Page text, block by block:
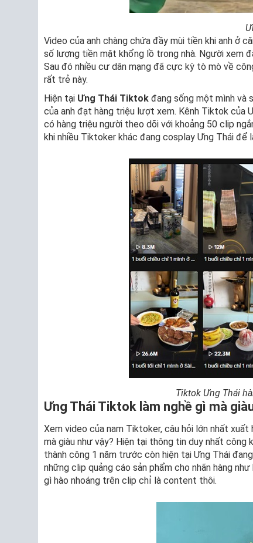
Video của anh chàng chứa đầy mùi tiền khi anh ở
số lượng tiền mặt khổng lồ trong nhà. Người xem
Sau đó nhiều cư dân mạng đã cực kỳ tò mò về
rất trẻ này.
Hiện tại Ưng Thái Tiktok đang sống một mình và
của anh đạt hàng triệu lượt xem. Kênh Tiktok của
có hàng triệu người theo dõi với khoảng 50 clip
khi nhiều Tiktoker khác đang cosplay Ưng Thái
Tiktok Ưng Thái
Ưng Thái Tiktok làm nghề gì mà
Xem video của nam Tiktoker, câu hỏi lớn nhất
mà giàu như vậy? Hiện tại thông tin duy nhất công
thành công 1 năm trước còn hiện tại Ưng Thái
những clip quảng cáo sản phẩm cho nhãn hàng
gì hào nhoáng trên clip chỉ là content thôi.